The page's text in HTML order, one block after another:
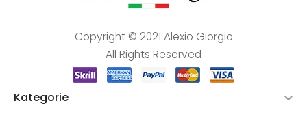
Copyright © 2021 Alexio Giorgio
All Rights Reserved
Kategorie 